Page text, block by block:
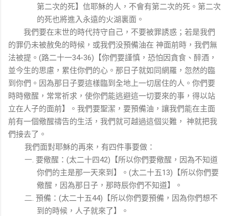
第二次的死】信耶穌的人，不會有第二次的死。第二次
的死也將進入永遠的火湖裏面。
我們要在末世的時代持守自己，不要被罪誘惑；若是我們
的罪仍未被赦免的時候，或我們没預備油在 神面前時，我們無
法被提。 (路二十一34-36)
【你們要謹慎，恐怕因貪食、醉酒，
並今生的思慮，累住你們的心。那日子就如同網羅，忽然的臨
到你們。因為那日子要這樣臨到全地上一切居住的人。你們要
時時儆醒，常常祈求，使你們能逃避這一切要來的事，得以站
立在人子的面前】。我們要聖潔，要預備油，讓我們能在主面
前有一個儆醒禱告的生活，我們就可越過這個災難， 神就把我
們接去了。
我們面對耶穌的再來，有四件事要做：
一. 要儆醒： (太二十四42)
【所以你們要儆醒，因為不知道
你們的主是那一天來到】。 (太二十五13)
【所以你們要
儆醒，因為那日子，那時辰你們不知道】。
二. 預備： (太二十五44)
【所以你們要預備，因為你們想不
到的時候，人子就來了】。